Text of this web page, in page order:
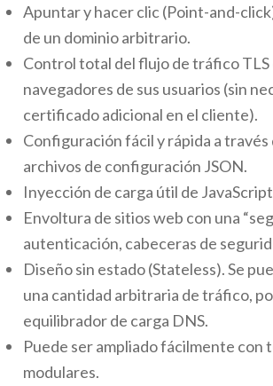
Apuntar y hacer clic (Point-and-
de un dominio arbitrario.
Control total del flujo de tráfico TLS
navegadores de sus usuarios (sin
certificado adicional en el cliente).
Configuración fácil y rápida a
archivos de configuración JSON.
Inyección de carga útil de
Envoltura de sitios web con una
autenticación, cabeceras de
Diseño sin estado (Stateless). Se
una cantidad arbitraria de tráfico,
equilibrador de carga DNS.
Puede ser ampliado fácilmente con
modulares.